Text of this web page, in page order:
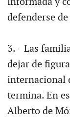
defenderse
3.- Las
dejar de
internacional
termina. En
Alberto de